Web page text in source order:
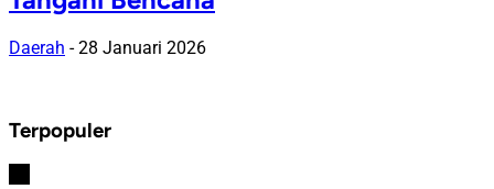
Daerah - 28 Januari 2026
Terpopuler